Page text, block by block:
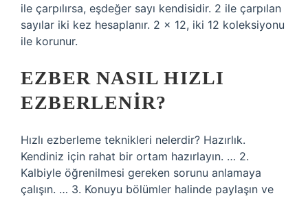
ile çarpılırsa, eşdeğer sayı kendisidir. 2 ile çarpılan
sayılar iki kez hesaplanır. 2 × 12, iki 12 koleksiyonu
ile korunur.
EZBER NASIL HIZLI
EZBERLENIR?
Hızlı ezberleme teknikleri nelerdir? Hazırlık.
Kendiniz için rahat bir ortam hazırlayın. … 2.
Kalbiyle öğrenilmesi gereken sorunu anlamaya
çalışın. … 3. Konuyu bölümler halinde paylaşın ve